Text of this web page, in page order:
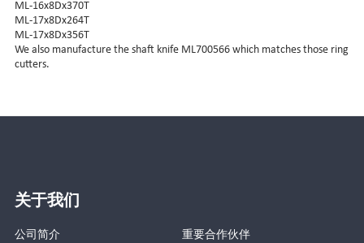
ML-16x8Dx370T
ML-17x8Dx264T
ML-17x8Dx356T
We also manufacture the shaft knife ML700566 which matches those ring
cutters.
关于我们
公司简介
重要合作伙伴